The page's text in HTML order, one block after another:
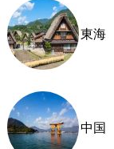
東海
中国